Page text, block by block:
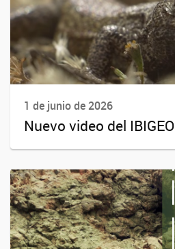
1 de junio de 2026
Nuevo video del IBIGEO